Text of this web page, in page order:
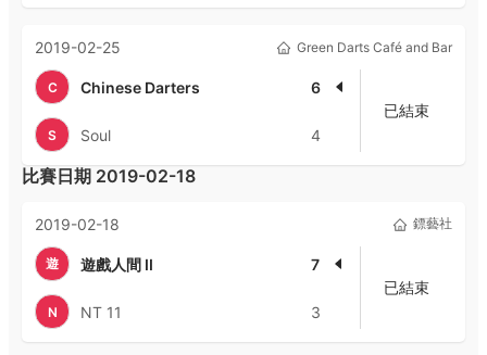
2019-02-25 Green Darts Café and Bar
C Chinese Darters 6
S Soul 4
已結束
比賽日期 2019-02-18
2019-02-18 鏢藝社
遊 遊戲人間 II 7
N NT 11 3
已結束